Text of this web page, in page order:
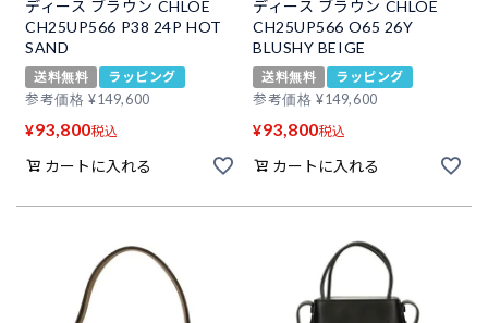
ディース ブラウン CHLOE
CH25UP566 P38 24P HOT
SAND
送料無料
ラッピング
参考価格 ¥149,600
¥93,800税込
カートに入れる
ディース ブラウン CHLOE
CH25UP566 O65 26Y
BLUSHY BEIGE
送料無料
ラッピング
参考価格 ¥149,600
¥93,800税込
カートに入れる